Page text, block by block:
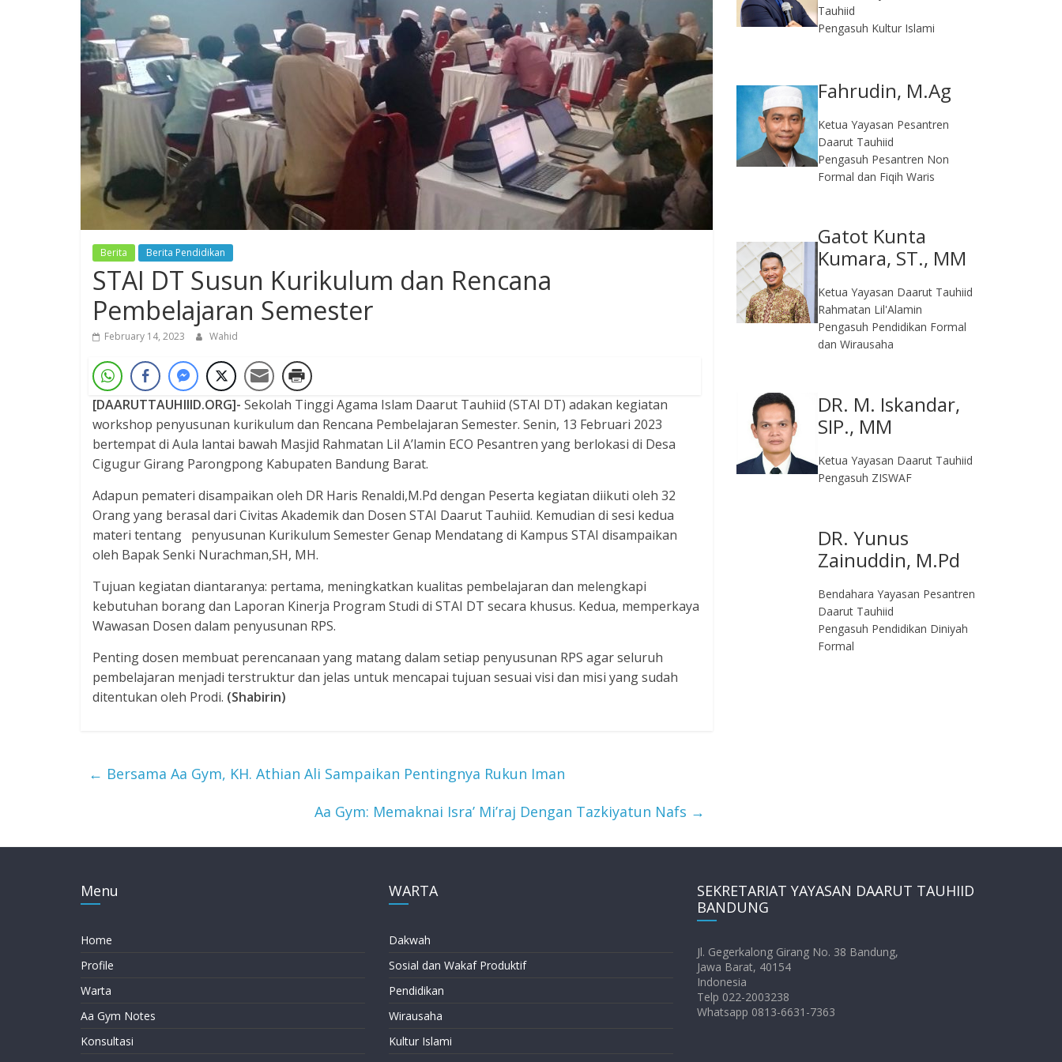
Berita Berita Pendidikan
STAI DT Susun Kurikulum dan Rencana
Pembelajaran Semester
February 14, 2023 Wahid
[DAARUTTAUHIIID.ORG]- Sekolah Tinggi Agama Islam Daarut Tauhiid (STAI DT) adakan kegiatan
workshop penyusunan kurikulum dan Rencana Pembelajaran Semester. Senin, 13 Februari 2023
bertempat di Aula lantai bawah Masjid Rahmatan Lil A’lamin ECO Pesantren yang berlokasi di Desa
Cigugur Girang Parongpong Kabupaten Bandung Barat.
Adapun pemateri disampaikan oleh DR Haris Renaldi,M.Pd dengan Peserta kegiatan diikuti oleh 32
Orang yang berasal dari Civitas Akademik dan Dosen STAI Daarut Tauhiid. Kemudian di sesi kedua
materi tentang penyusunan Kurikulum Semester Genap Mendatang di Kampus STAI disampaikan
oleh Bapak Senki Nurachman,SH, MH.
Tujuan kegiatan diantaranya: pertama, meningkatkan kualitas pembelajaran dan melengkapi
kebutuhan borang dan Laporan Kinerja Program Studi di STAI DT secara khusus. Kedua, memperkaya
Wawasan Dosen dalam penyusunan RPS.
Penting dosen membuat perencanaan yang matang dalam setiap penyusunan RPS agar seluruh
pembelajaran menjadi terstruktur dan jelas untuk mencapai tujuan sesuai visi dan misi yang sudah
ditentukan oleh Prodi. (Shabirin)
← Bersama Aa Gym, KH. Athian Ali Sampaikan Pentingnya Rukun Iman
Aa Gym: Memaknai Isra’ Mi’raj Dengan Tazkiyatun Nafs →
Tauhiid
Pengasuh Kultur Islami
Fahrudin, M.Ag​
Ketua Yayasan Pesantren
Daarut Tauhiid
Pengasuh Pesantren Non
Formal dan Fiqih Waris
Gatot Kunta
Kumara, ST., MM
Ketua Yayasan Daarut Tauhiid
Rahmatan Lil'Alamin
Pengasuh Pendidikan Formal
dan Wirausaha
DR. M. Iskandar,
SIP., MM
Ketua Yayasan Daarut Tauhiid
Pengasuh ZISWAF
DR. Yunus
Zainuddin, M.Pd
Bendahara Yayasan Pesantren
Daarut Tauhiid
Pengasuh Pendidikan Diniyah
Formal
Menu
Home
Profile
Warta
Aa Gym Notes
Konsultasi
WARTA
Dakwah
Sosial dan Wakaf Produktif
Pendidikan
Wirausaha
Kultur Islami
SEKRETARIAT YAYASAN DAARUT TAUHIID
BANDUNG
Jl. Gegerkalong Girang No. 38 Bandung,
Jawa Barat, 40154
Indonesia
Telp 022-2003238
Whatsapp 0813-6631-7363